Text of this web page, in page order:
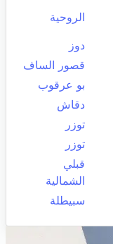
الروحية
دوز
قصور الساف
بو عرقوب
دقاش
توزر
توزر
قبلي
الشمالية
سبيطلة